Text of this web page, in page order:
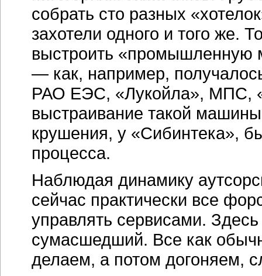
собрать сто разных
захотели одного и того же.
выстроить «промышленную
— как, например,
РАО ЕЭС, «Лукойла», МПС,
выстраивание такой
крушения, у «Сибинтека»,
процесса.
Наблюдая динамику
сейчас практически все
управлять сервисами.
сумасшедший. Все как
делаем, а потом догоняем,